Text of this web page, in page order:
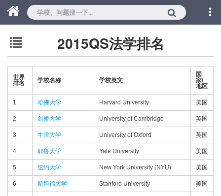
2015QS法学排名
世界
排名
学校名称 学校英文
国
家/
地区
1 哈佛大学 Harvard University 美国
2 剑桥大学 University of Cambridge 英国
3 牛津大学 University of Oxford 英国
4 耶鲁大学 Yale University 美国
5 纽约大学 New York University (NYU) 美国
6 斯坦福大学 Stanford University 美国